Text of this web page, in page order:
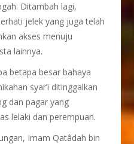
Ditambah lagi,
jelek yang juga telah
akses menuju
lainnya.
betapa besar bahaya
syar’i ditinggalkan
dan pagar yang
lelaki dan perempuan.
Imam Qatâdah bin